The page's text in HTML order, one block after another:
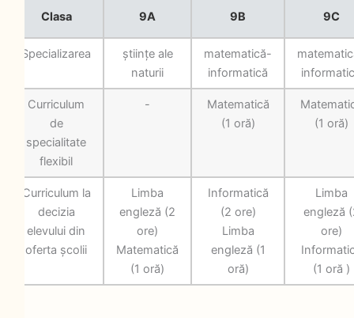
Clasa 9A 9B 9C
Specializarea
științe ale
naturii
matematică-
informatică
Curriculum
de
specialitate
flexibil
-
Matematică
(1 oră)
(1 oră)
Curriculum la
decizia
elevului din
oferta școlii
Limba
engleză (2
ore)
Matematică
(1 oră)
Informatică
(2 ore)
Limba
engleză (1
oră)
Limba
engleză
ore)
(1 oră )